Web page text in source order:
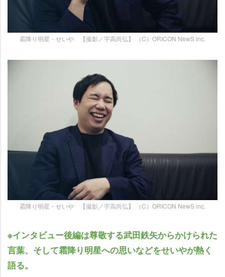
霜降り明星・せいや 【撮影／宇高尚弘】 （C）ORICON NewS inc.
霜降り明星・せいや 【撮影／宇高尚弘】 （C）ORICON NewS inc.
※インタビュー後編は尊敬する武田鉄矢からかけられた
言葉、そして霜降り明星への思いなどをせいやが熱く
語る。